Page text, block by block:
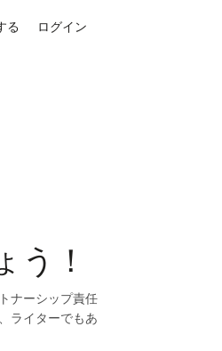
る ログイン
う！
ナーシップ責任
ライターでもあ